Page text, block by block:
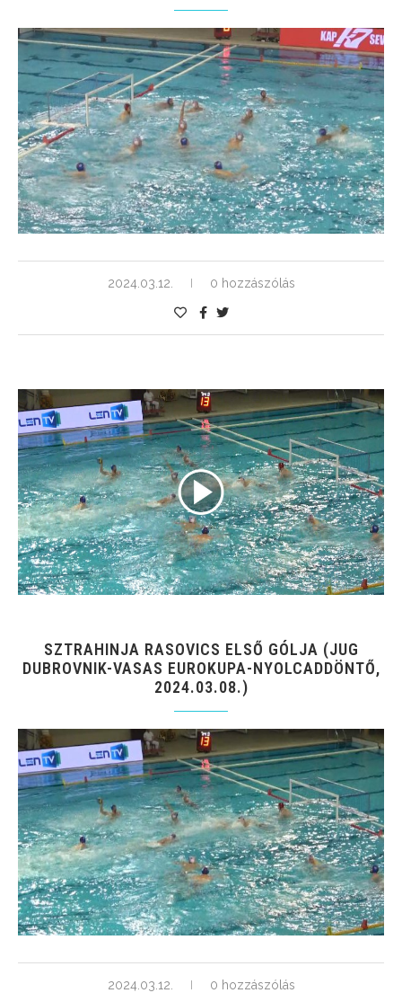
2024.03.12. 0 hozzászólás
SZTRAHINJA RASOVICS ELSŐ GÓLJA (JUG
DUBROVNIK-VASAS EUROKUPA-NYOLCADDÖNTŐ,
2024.03.08.)
2024.03.12. 0 hozzászólás